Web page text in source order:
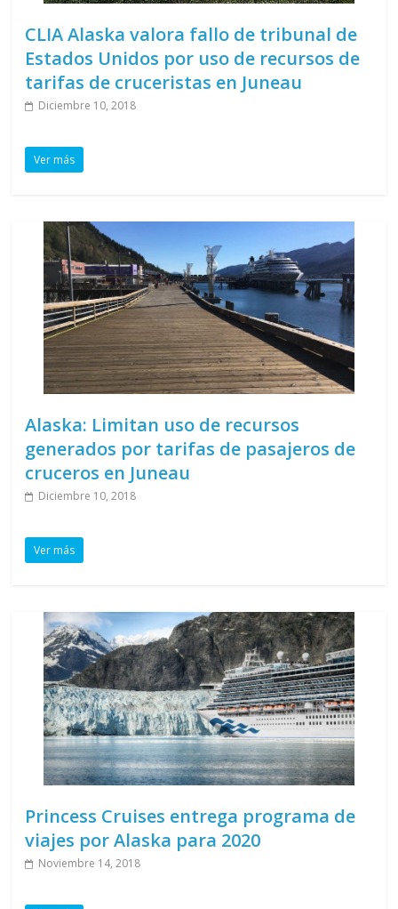
CLIA Alaska valora fallo de tribunal de
Estados Unidos por uso de recursos de
tarifas de cruceristas en Juneau
Diciembre 10, 2018
Ver más
Alaska: Limitan uso de recursos
generados por tarifas de pasajeros de
cruceros en Juneau
Diciembre 10, 2018
Ver más
Princess Cruises entrega programa de
viajes por Alaska para 2020
Noviembre 14, 2018